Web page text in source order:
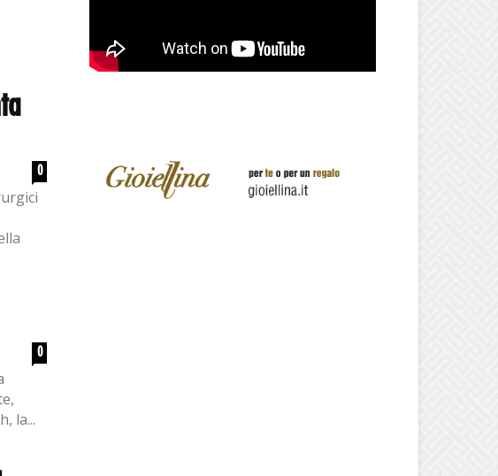
0
0
la...